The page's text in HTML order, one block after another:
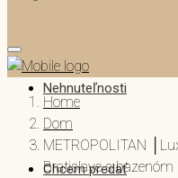
Nehnuteľnosti
Chcem predať
Home
Dom
METROPOLITAN
Bratislave s bazenóm